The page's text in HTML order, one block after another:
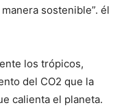
sostenible”. él
los trópicos,
del CO2 que la
calienta el planeta.